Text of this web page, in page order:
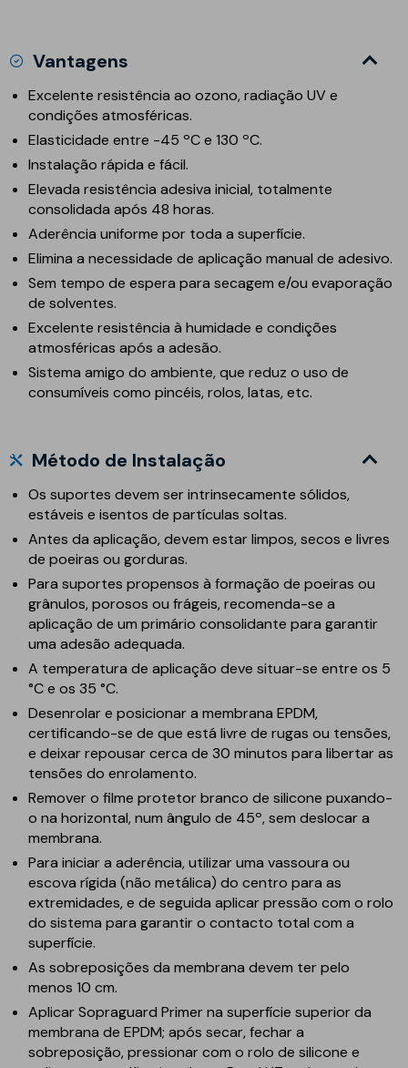
Vantagens
Excelente resistência ao ozono, radiação UV e
condições atmosféricas.
Elasticidade entre -45 ºC e 130 ºC.
Instalação rápida e fácil.
Elevada resistência adesiva inicial, totalmente
consolidada após 48 horas.
Aderência uniforme por toda a superfície.
Elimina a necessidade de aplicação manual de adesivo.
Sem tempo de espera para secagem e/ou evaporação
de solventes.
Excelente resistência à humidade e condições
atmosféricas após a adesão.
Sistema amigo do ambiente, que reduz o uso de
consumíveis como pincéis, rolos, latas, etc.
Método de Instalação
Os suportes devem ser intrinsecamente sólidos,
estáveis e isentos de partículas soltas.
Antes da aplicação, devem estar limpos, secos e livres
de poeiras ou gorduras.
Para suportes propensos à formação de poeiras ou
grânulos, porosos ou frágeis, recomenda-se a
aplicação de um primário consolidante para garantir
uma adesão adequada.
A temperatura de aplicação deve situar-se entre os 5
°C e os 35 °C.
Desenrolar e posicionar a membrana EPDM,
certificando-se de que está livre de rugas ou tensões,
e deixar repousar cerca de 30 minutos para libertar as
tensões do enrolamento.
Remover o filme protetor branco de silicone puxando-
o na horizontal, num ângulo de 45º, sem deslocar a
membrana.
Para iniciar a aderência, utilizar uma vassoura ou
escova rígida (não metálica) do centro para as
extremidades, e de seguida aplicar pressão com o rolo
do sistema para garantir o contacto total com a
superfície.
As sobreposições da membrana devem ter pelo
menos 10 cm.
Aplicar Sopraguard Primer na superfície superior da
membrana de EPDM; após secar, fechar a
sobreposição, pressionar com o rolo de silicone e